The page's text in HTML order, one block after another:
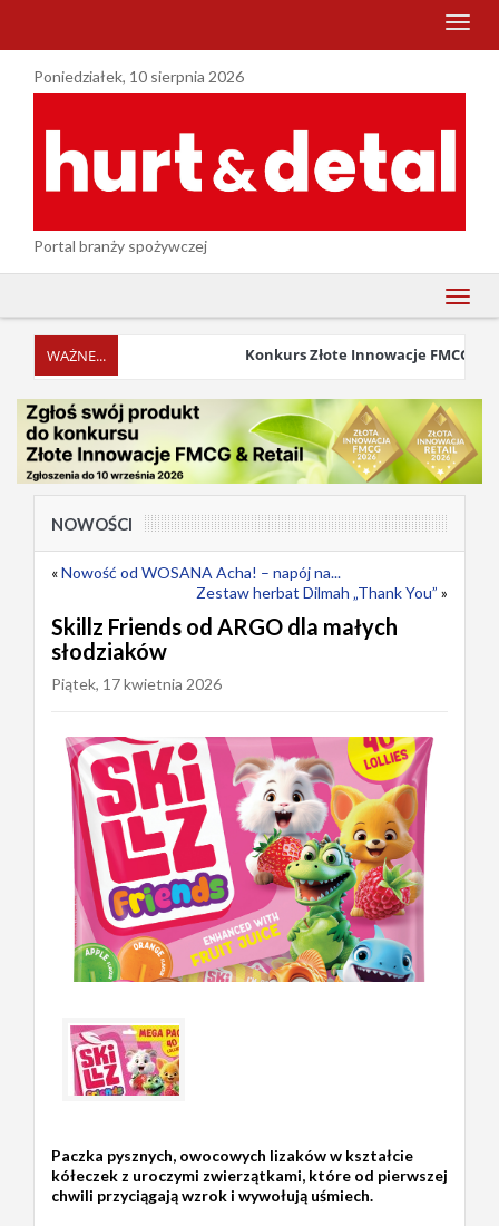
menu
Poniedziałek, 10 sierpnia 2026
Portal branży spożywczej
menu
Konkurs Złote Innowacje FMCG &
NOWOŚCI
«Nowość od WOSANA Acha! – napój na...
Zestaw herbat Dilmah „Thank You” »
Skillz Friends od ARGO dla małych
słodziaków
Piątek, 17 kwietnia 2026
Paczka pysznych, owocowych lizaków w kształcie
kółeczek z uroczymi zwierzątkami, które od pierwszej
chwili przyciągają wzrok i wywołują uśmiech.